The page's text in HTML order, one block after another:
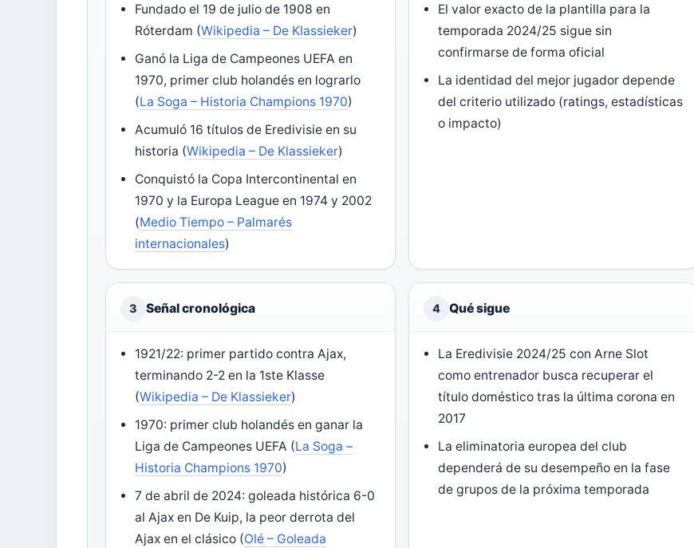
Fundado el 19 de julio de 1908 en
Róterdam (Wikipedia – De Klassieker)
Ganó la Liga de Campeones UEFA en
1970, primer club holandés en lograrlo
(La Soga – Historia Champions 1970)
Acumuló 16 títulos de Eredivisie en su
historia (Wikipedia – De Klassieker)
Conquistó la Copa Intercontinental en
1970 y la Europa League en 1974 y 2002
(Medio Tiempo – Palmarés
internacionales)
El valor exacto de la plantilla para la
temporada 2024/25 sigue sin
confirmarse de forma oficial
La identidad del mejor jugador depende
del criterio utilizado (ratings, estadísticas
o impacto)
3 Señal cronológica
1921/22: primer partido contra Ajax,
terminando 2-2 en la 1ste Klasse
(Wikipedia – De Klassieker)
1970: primer club holandés en ganar la
Liga de Campeones UEFA (La Soga –
Historia Champions 1970)
7 de abril de 2024: goleada histórica 6-0
al Ajax en De Kuip, la peor derrota del
Ajax en el clásico (Olé – Goleada
4 Qué sigue
La Eredivisie 2024/25 con Arne Slot
como entrenador busca recuperar el
título doméstico tras la última corona en
2017
La eliminatoria europea del club
dependerá de su desempeño en la fase
de grupos de la próxima temporada